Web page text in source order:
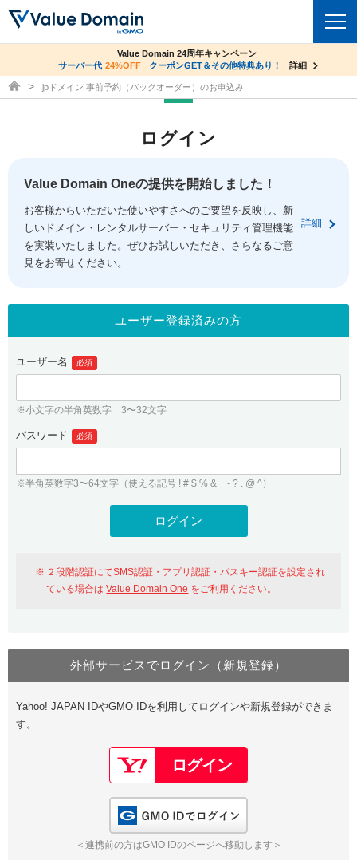
ドメイントップ
ドメイン移管
ドメイン価格一覧
ドメイン一括検索
.jpドメインオークション
gTLDオークション NEW!
.jpドメインバックオーダー
プレミアムドメイン
人気ドメインの種類
WHOIS検索
コアサーバー
バリューサーバー
XREA
セキュリティトップ
Value Domain ネットde診断
SSL証明書
サービストップ
お得意様割引
紹介制度
バリュードメインAPI
ドメイン・ホスティングOEM
facebook
ログイン
従来のバリュードメインをご利用希望の方
Value Domainにログイン
おすすめ One レンタルサーバーを含む最新の機能を使う方
Value Domain Oneにログイン
Google
GMO ID Amazon
※AmazonはValue Domain Oneのログイン画面へ遷移します
ユーザー登録
Value Domain Oneアカウント作成
以下でも登録可能
Google Yahoo!
GMO ID
co.jpドメイン✕コアサーバーV2ビジネス応援キャンペーン
サーバー料金1年間無料
詳細
Value Domain 24周年キャンペーン
サーバー代 24%OFF クーポンGET＆その他特典あり！ 詳細
ドメイン取得ならバリュードメイン
.jpドメイン 事前予約（バックオーダー）のお申込み
ログイン
Value Domain Oneの提供を開始しました！
お客様からいただいた使いやすさへのご要望を反映し、新
しいドメイン・レンタルサーバー・セキュリティ管理機能
を実装いたしました。ぜひお試しいただき、さらなるご意
見をお寄せください。
詳細
ユーザー登録済みの方
ユーザー名 必須
※小文字の半角英数字 3〜32文字
パスワード 必須
※半角英数字3〜64文字（使える記号 ! # $ % & + - ? . @ ^）
２段階認証にてSMS認証・アプリ認証・パスキー認証を設定され
ている場合はValue Domain One をご利用ください。
外部サービスでログイン（新規登録）
Yahoo! JAPAN IDやGMO IDを利用してログインや新規登録ができま
す。
＜連携前の方はGMO IDのページへ移動します＞